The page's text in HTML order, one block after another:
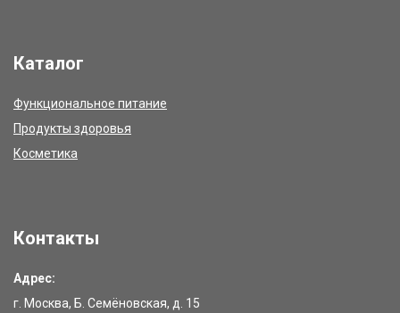
Каталог
Функциональное питание
Продукты здоровья
Косметика
Контакты
Адрес:
г. Москва, Б. Семёновская, д. 15